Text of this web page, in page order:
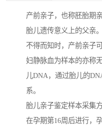
产前亲子，也称胚胎期
胎儿遗传意义上的父亲
不得而知时，产前亲子
妇静脉血为样本的亦称
儿DNA，通过胎儿的
系。
胎儿亲子鉴定样本采集
在孕期第16周后进行，